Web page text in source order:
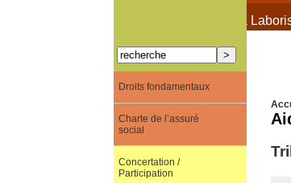
À propos de Terra
Droits fondamentaux
Charte de l’assuré
social
Concertation /
Participation